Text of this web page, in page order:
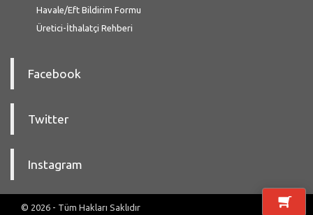
Havale/Eft Bildirim Formu
Üretici-İthalatçi Rehberi
Facebook
Twitter
Instagram
© 2026 - Tüm Hakları Saklıdır